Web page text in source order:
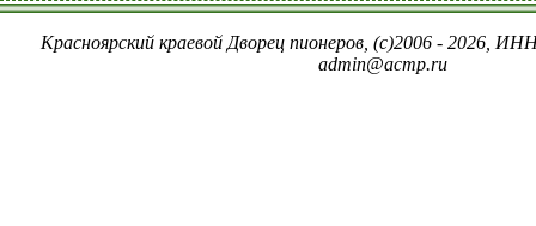
Красноярский краевой Дворец пионеров, (c)2006 - 2026,
admin@acmp.ru